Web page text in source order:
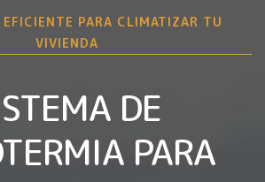
PARA CLIMATIZAR TU
VIVIENDA
DE
PARA